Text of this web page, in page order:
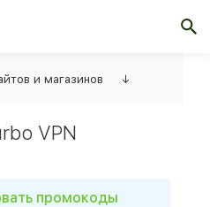
и магазинов ↓
VPN
промокоды